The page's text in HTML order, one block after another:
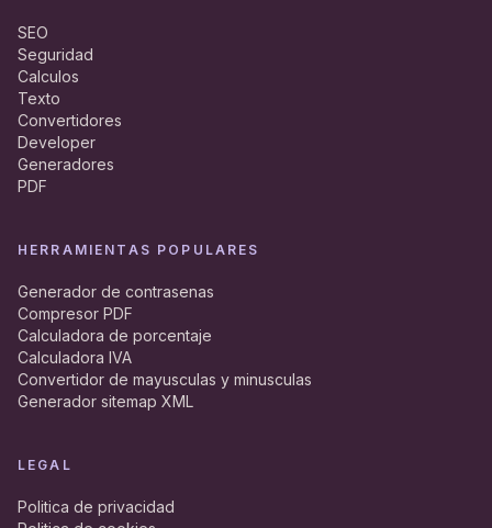
SEO
Seguridad
Calculos
Texto
Convertidores
Developer
Generadores
PDF
HERRAMIENTAS POPULARES
Generador de contrasenas
Compresor PDF
Calculadora de porcentaje
Calculadora IVA
Convertidor de mayusculas y minusculas
Generador sitemap XML
LEGAL
Politica de privacidad